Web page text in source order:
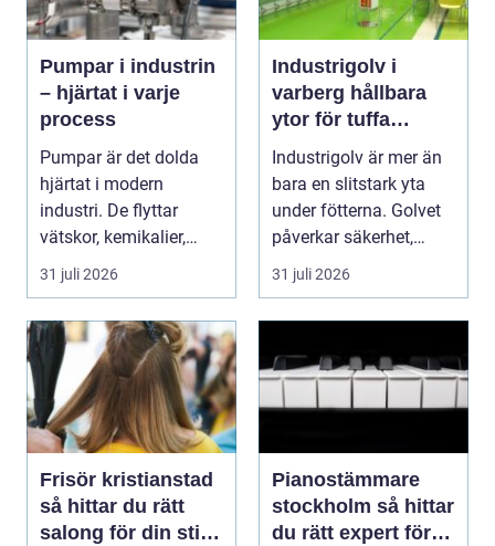
Pumpar i industrin
– hjärtat i varje
process
Pumpar är det dolda
hjärtat i modern
industri. De flyttar
vätskor, kemikalier,
oljor,...
31 juli 2026
Industrigolv i
varberg hållbara
ytor för tuffa
miljöer
Industrigolv är mer än
bara en slitstark yta
under fötterna. Golvet
påverkar säkerhet,
arbetsmiljö, ...
31 juli 2026
Frisör kristianstad
så hittar du rätt
salong för din stil
Pianostämmare
stockholm så hittar
du rätt expert för